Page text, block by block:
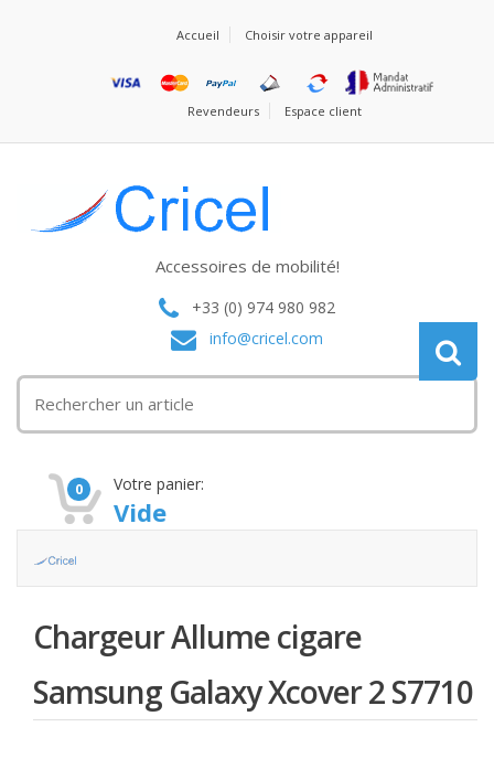
Accueil Choisir votre appareil
Revendeurs Espace client
Accessoires de mobilité!
+33 (0) 974 980 982
info@cricel.com
0 Votre panier:
Vide
Chargeur Allume cigare
Samsung Galaxy Xcover 2 S7710